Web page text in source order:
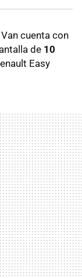
cuenta con
de 10
Easy